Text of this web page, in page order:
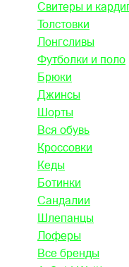
Свитеры и
Толстовки
Лонгсливы
Футболки и поло
Брюки
Джинсы
Шорты
Вся обувь
Кроссовки
Кеды
Ботинки
Сандалии
Шлепанцы
Лоферы
Все бренды